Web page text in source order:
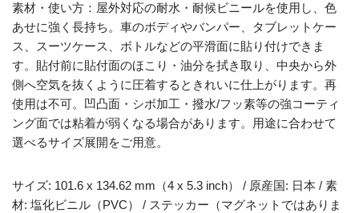
素材・使い方：屋外対応の耐水・耐候ビニールを使用し、色
あせに強く長持ち。車のボディやバンパー、タブレットケー
ス、スーツケース、ボトルなどの平滑面に貼り付けできま
す。貼付前に貼付面のほこり・油分を拭き取り、中央から外
側へ空気を抜くように圧着するときれいに仕上がります。再
使用は不可。凹凸面・シボ加工・撥水/フッ素等の強コーティ
ング面では粘着が弱くなる場合があります。用途に合わせて
選べるサイズ展開をご用意。
サイズ: 101.6 x 134.62 mm（4 x 5.3 inch） / 原産国: 日本 / 素
材: 塩化ビニル（PVC） / ステッカー（マグネットではありま